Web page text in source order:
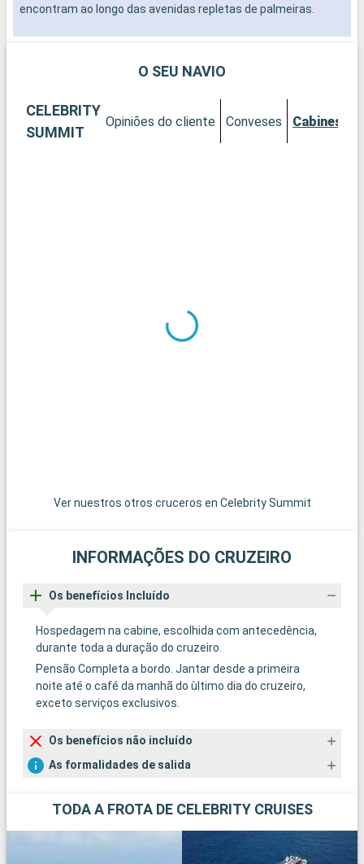
encontram ao longo das avenidas repletas de palmeiras.
O SEU NAVIO
CELEBRITY
SUMMIT
Opiniões do cliente Conveses Cabines
Ver nuestros otros cruceros en Celebrity Summit
INFORMAÇÕES DO CRUZEIRO
Os benefícios Incluído
Hospedagem na cabine, escolhida com antecedência,
durante toda a duração do cruzeiro.
Pensão Completa a bordo. Jantar desde a primeira
noite até o café da manhã do ùltimo dia do cruzeiro,
exceto serviços exclusivos.
Os benefícios não incluído
As formalidades de salida
TODA A FROTA DE CELEBRITY CRUISES